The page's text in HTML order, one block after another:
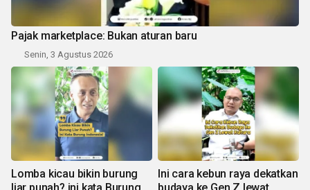
Pajak marketplace: Bukan aturan baru
Senin, 3 Agustus 2026
Lomba kicau bikin burung
Ini cara kebun raya dekatkan